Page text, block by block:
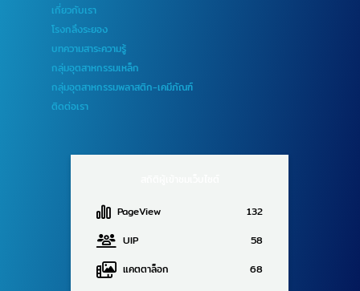
เกี่ยวกับเรา
โรงกลึงระยอง
บทความสาระความรู้
กลุ่มอุตสาหกรรมเหล็ก
กลุ่มอุตสาหกรรมพลาสติก-เคมีภัณฑ์
ติดต่อเรา
PageView
132
UIP
58
แคตตาล็อก
68